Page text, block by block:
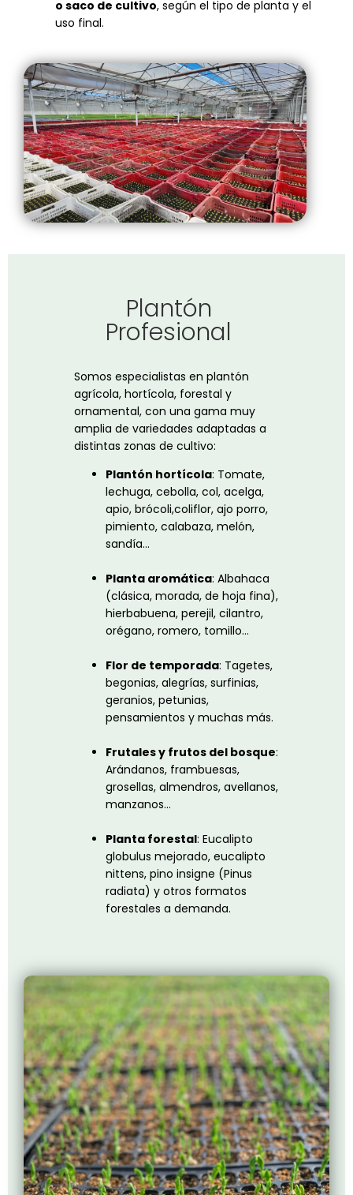
o saco de cultivo, según el tipo de planta y el
uso final.
Plantón
Profesional
Somos especialistas en plantón
agrícola, hortícola, forestal y
ornamental, con una gama muy
amplia de variedades adaptadas a
distintas zonas de cultivo:
Plantón hortícola: Tomate,
lechuga, cebolla, col, acelga,
apio, brócoli,coliflor, ajo porro,
pimiento, calabaza, melón,
sandía…
Planta aromática: Albahaca
(clásica, morada, de hoja fina),
hierbabuena, perejil, cilantro,
orégano, romero, tomillo…
Flor de temporada: Tagetes,
begonias, alegrías, surfinias,
geranios, petunias,
pensamientos y muchas más.
Frutales y frutos del bosque:
Arándanos, frambuesas,
grosellas, almendros, avellanos,
manzanos…
Planta forestal: Eucalipto
globulus mejorado, eucalipto
nittens, pino insigne (Pinus
radiata) y otros formatos
forestales a demanda.